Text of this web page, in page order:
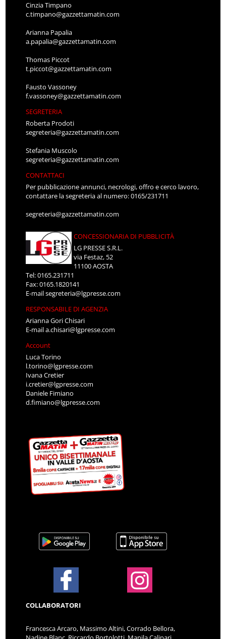
Cinzia Timpano
c.timpano@gazzettamatin.com
Arianna Papalia
a.papalia@gazzettamatin.com
Thomas Piccot
t.piccot@gazzettamatin.com
Fausto Vassoney
f.vassoney@gazzettamatin.com
SEGRETERIA
Roberta Prodoti
segreteria@gazzettamatin.com
Stefania Muscolo
segreteria@gazzettamatin.com
CONTATTACI
Per pubblicazione annunci, necrologi, offro e cerco lavoro,
contattare la segreteria al numero: 0165/231711
segreteria@gazzettamatin.com
CONCESSIONARIA DI PUBBLICITÀ
LG PRESSE S.R.L.
via Festaz, 52
11100 AOSTA
Tel: 0165.231711
Fax: 0165.1820141
E-mailsegreteria@lgpresse.com
RESPONSABILE DI AGENZIA
Arianna Gori Chisari
E-maila.chisari@lgpresse.com
Account
Luca Torino
l.torino@lgpresse.com
Ivana Cretier
i.cretier@lgpresse.com
Daniele Fimiano
d.fimiano@lgpresse.com
COLLABORATORI
Francesca Arcaro, Massimo Altini, Corrado Bellora,